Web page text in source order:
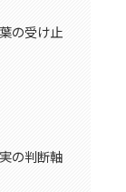
の受け止
の判断軸